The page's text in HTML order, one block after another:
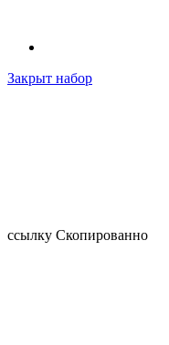
Закрыт набор
ссылку Скопированно